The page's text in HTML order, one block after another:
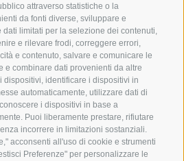
attraverso statistiche o la
da fonti diverse, sviluppare e
limitati per la selezione dei contenuti,
e rilevare frodi, correggere errori,
e contenuto, salvare e comunicare le
e combinare dati provenienti da altre
dispositivi, identificare i dispositivi in
automaticamente, utilizzare dati di
i dispositivi in base a
Puoi liberamente prestare, rifiutare
incorrere in limitazioni sostanziali.
acconsenti all'uso di cookie e strumenti
Preferenze" per personalizzare le
AZIENDA
CHI SIAMO
TRATTATI
CONDOMINI